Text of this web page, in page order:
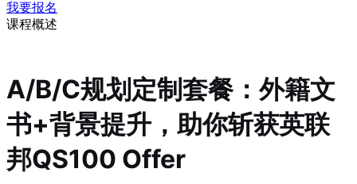
我要报名
课程概述
A/B/C规划定制套餐：外籍文
书+背景提升，助你斩获英联
邦QS100 Offer